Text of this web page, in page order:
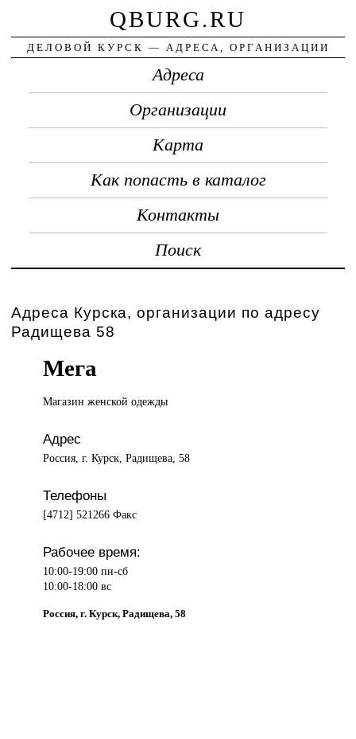
QBURG.RU
ДЕЛОВОЙ КУРСК — АДРЕСА, ОРГАНИЗАЦИИ
Адреса
Организации
Карта
Как попасть в каталог
Контакты
Поиск
Адреса Курска, организации по адресу
Радищева 58
Мега
Магазин женскойодежды
Адрес
Россия, г. Курск, Радищева, 58
Телефоны
[4712] 521266 Факс
Рабочее время:
10:00-19:00 пн-сб
10:00-18:00 вс
Россия, г. Курск, Радищева, 58